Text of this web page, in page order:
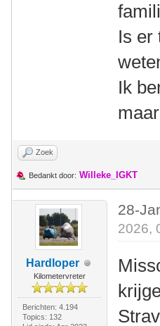
Is er
Ik
Zoek
Bedankt door: Willeke_IGKT
Hardloper
Kilometervreter
Berichten: 4.194
Topics: 132
28-
2026,